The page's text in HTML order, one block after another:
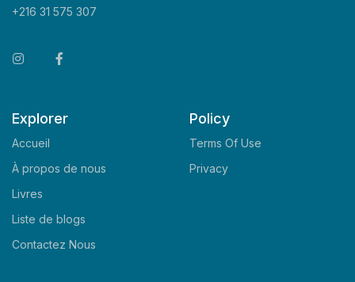
+216 31 575 307
Explorer
Accueil
À propos de nous
Livres
Liste de blogs
Contactez Nous
Policy
Terms Of Use
Privacy